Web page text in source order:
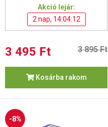
Akció lejár:
2 nap, 14:04:11
3 495 Ft 3 895 Ft
Kosárba rakom
-8%